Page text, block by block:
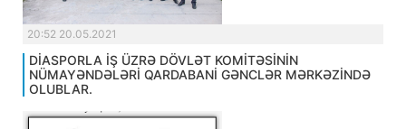
20:52 20.05.2021
DİASPORLA İŞ ÜZRƏ DÖVLƏT KOMİTƏSİNİN
NÜMAYƏNDƏLƏRİ QARDABANİ GƏNCLƏR MƏRKƏZİNDƏ
OLUBLAR.